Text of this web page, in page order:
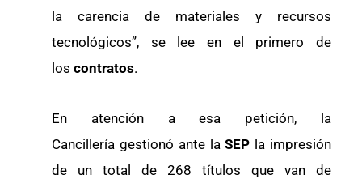
la carencia de materiales y recursos
tecnológicos”, se lee en el primero de
los contratos.
En atención a esa petición, la
Cancillería gestionó ante laSEP la impresión
de un total de 268 títulos que van de